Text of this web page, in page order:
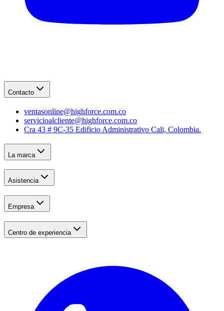
Contacto
ventasonline@highforce.com.co
servicioalcliente@highforce.com.co
Cra 43 # 9C-35 Edificio Administrativo Cali, Colombia.
La marca
Asistencia
Empresa
Centro de experiencia